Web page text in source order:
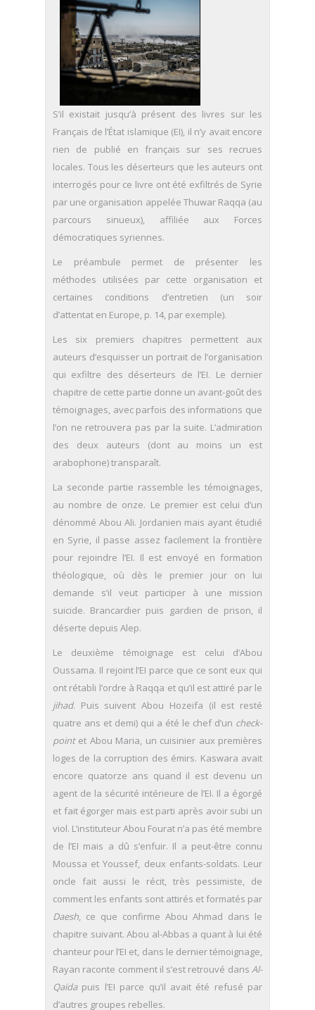
S’il existait jusqu’à présent des livres sur les
Français de l’État islamique (EI), il n’y avait encore
rien de publié en français sur ses recrues
locales. Tous les déserteurs que les auteurs ont
interrogés pour ce livre ont été exfiltrés de Syrie
par une organisation appelée Thuwar Raqqa (au
parcours sinueux), affiliée aux Forces
démocratiques syriennes.
Le préambule permet de présenter les
méthodes utilisées par cette organisation et
certaines conditions d’entretien (un soir
d’attentat en Europe, p. 14, par exemple).
Les six premiers chapitres permettent aux
auteurs d’esquisser un portrait de l’organisation
qui exfiltre des déserteurs de l’EI. Le dernier
chapitre de cette partie donne un avant-goût des
témoignages, avec parfois des informations que
l’on ne retrouvera pas par la suite. L’admiration
des deux auteurs (dont au moins un est
arabophone) transparaît.
La seconde partie rassemble les témoignages,
au nombre de onze. Le premier est celui d’un
dénommé Abou Ali. Jordanien mais ayant étudié
en Syrie, il passe assez facilement la frontière
pour rejoindre l’EI. Il est envoyé en formation
théologique, où dès le premier jour on lui
demande s’il veut participer à une mission
suicide. Brancardier puis gardien de prison, il
déserte depuis Alep.
Le deuxième témoignage est celui d’Abou
Oussama. Il rejoint l’EI parce que ce sont eux qui
ont rétabli l’ordre à Raqqa et qu’il est attiré par le
jihad. Puis suivent Abou Hozeifa (il est resté
quatre ans et demi) qui a été le chef d’un check-
pointet Abou Maria, un cuisinier aux premières
loges de la corruption des émirs. Kaswara avait
encore quatorze ans quand il est devenu un
agent de la sécurité intérieure de l’EI. Il a égorgé
et fait égorger mais est parti après avoir subi un
viol. L’instituteur Abou Fourat n’a pas été membre
de l’EI mais a dû s’enfuir. Il a peut-être connu
Moussa et Youssef, deux enfants-soldats. Leur
oncle fait aussi le récit, très pessimiste, de
comment les enfants sont attirés et formatés par
Daesh, ce que confirme Abou Ahmad dans le
chapitre suivant. Abou al-Abbas a quant à lui été
chanteur pour l’EI et, dans le dernier témoignage,
Rayan raconte comment il s’est retrouvé dans Al-
Qaïdapuis l’EI parce qu’il avait été refusé par
d’autres groupes rebelles.